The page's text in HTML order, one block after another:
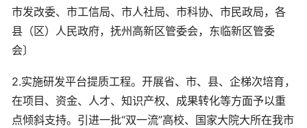
市发改委、市工信局、市人社局、市科协、市民政局，各
县（区）人民政府，抚州高新区管委会，东临新区管委
会〕
2.实施研发平台提质工程。开展省、市、县、企梯次培育，
在项目、资金、人才、知识产权、成果转化等方面予以重
点倾斜支持。引进一批“双一流”高校、国家大院大所在我市